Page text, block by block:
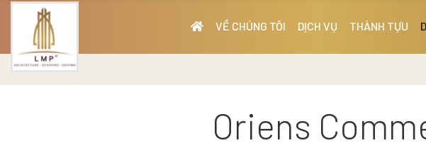
VỀ CHÚNG TÔI DỊCH VỤ THÀNH TỰU
Oriens